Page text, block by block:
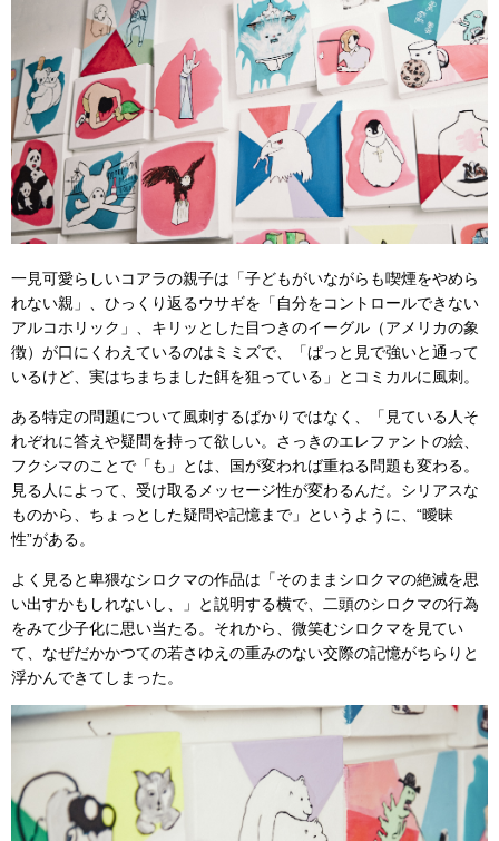
一見可愛らしいコアラの親子は「子どもがいながらも喫煙をやめら
れない親」、ひっくり返るウサギを「自分をコントロールできない
アルコホリック」、キリッとした目つきのイーグル（アメリカの象
徴）が口にくわえているのはミミズで、「ぱっと見で強いと通って
いるけど、実はちまちました餌を狙っている」とコミカルに風刺。
ある特定の問題について風刺するばかりではなく、「見ている人そ
れぞれに答えや疑問を持って欲しい。さっきのエレファントの絵、
フクシマのことで「も」とは、国が変われば重ねる問題も変わる。
見る人によって、受け取るメッセージ性が変わるんだ。シリアスな
ものから、ちょっとした疑問や記憶まで」というように、“曖昧
性”がある。
よく見ると卑猥なシロクマの作品は「そのままシロクマの絶滅を思
い出すかもしれないし、」と説明する横で、二頭のシロクマの行為
をみて少子化に思い当たる。それから、微笑むシロクマを見てい
て、なぜだかかつての若さゆえの重みのない交際の記憶がちらりと
浮かんできてしまった。